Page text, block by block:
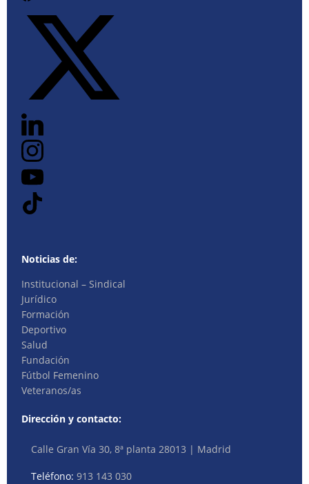
Noticias de:
Institucional – Sindical
Jurídico
Formación
Deportivo
Salud
Fundación
Fútbol Femenino
Veteranos/as
Dirección y contacto:
Calle Gran Vía 30, 8ª planta 28013 | Madrid
Teléfono:913 143 030